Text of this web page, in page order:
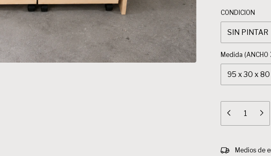
CONDICION
Medida (ANCHO
Entregas para el
Medios de